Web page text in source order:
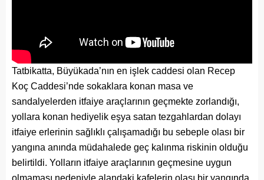
Tatbikatta, Büyükada’nın en işlek caddesi olan Recep
Koç Caddesi’nde sokaklara konan masa ve
sandalyelerden itfaiye araçlarının geçmekte zorlandığı,
yollara konan hediyelik eşya satan tezgahlardan dolayı
itfaiye erlerinin sağlıklı çalışamadığı bu sebeple olası bir
yangına anında müdahalede geç kalınma riskinin olduğu
belirtildi. Yolların itfaiye araçlarının geçmesine uygun
olmaması nedeniyle alandaki kafelerin olası bir yangında